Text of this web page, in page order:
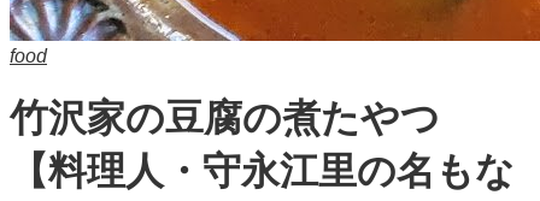
food
竹沢家の豆腐の煮たやつ
【料理人・守永江里の名もな